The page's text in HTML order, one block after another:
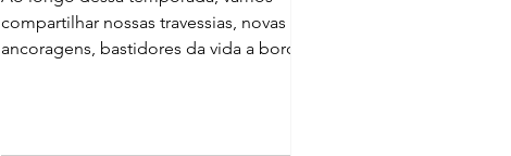
compartilhar nossas travessias, novas
ancoragens, bastidores da vida a bordo,